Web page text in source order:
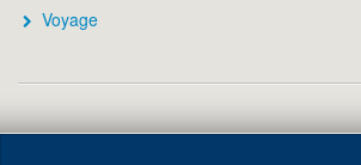
Voyage